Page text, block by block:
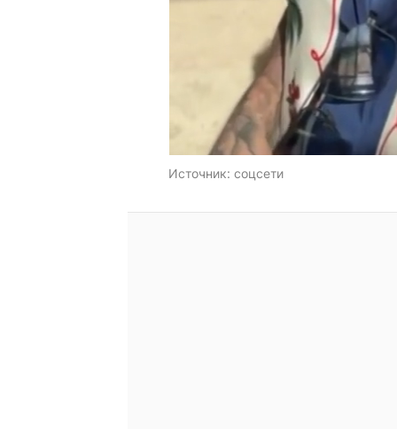
Источник: соцсети